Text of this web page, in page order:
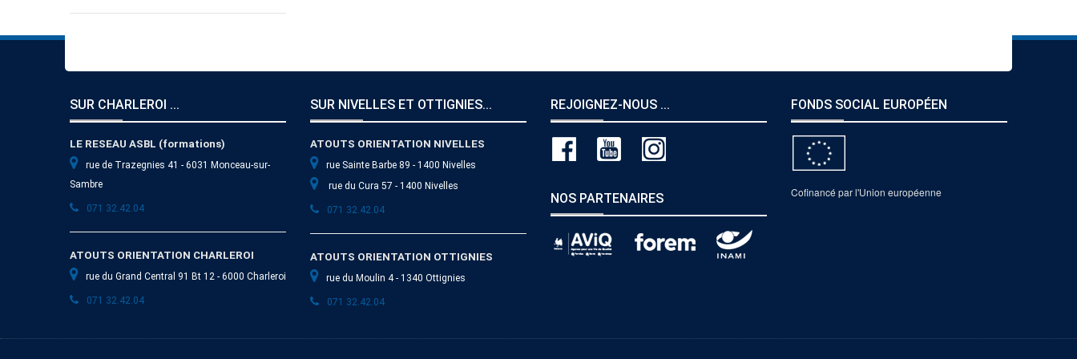
SUR CHARLEROI ...
LE RESEAU ASBL (formations)
rue de Trazegnies 41 - 6031 Monceau-sur-
Sambre
071 32.42.04
ATOUTS ORIENTATION CHARLEROI
rue du Grand Central 91 Bt 12 - 6000 Charleroi
071 32.42.04
SUR NIVELLES ET OTTIGNIES...
ATOUTS ORIENTATION NIVELLES
rue Sainte Barbe 89 - 1400 Nivelles
rue du Cura 57 - 1400 Nivelles
071 32.42.04
ATOUTS ORIENTATION OTTIGNIES
rue du Moulin 4 - 1340 Ottignies
071 32.42.04
REJOIGNEZ-NOUS ...
NOS PARTENAIRES
FONDS SOCIAL EUROPÉEN
Cofinancé par l'Union européenne